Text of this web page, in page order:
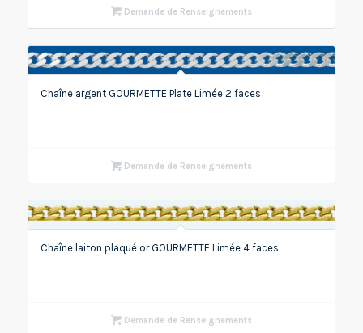
Demande de Renseignements
Chaîne argent GOURMETTE Plate Limée 2 faces
Demande de Renseignements
Chaîne laiton plaqué or GOURMETTE Limée 4 faces
Demande de Renseignements